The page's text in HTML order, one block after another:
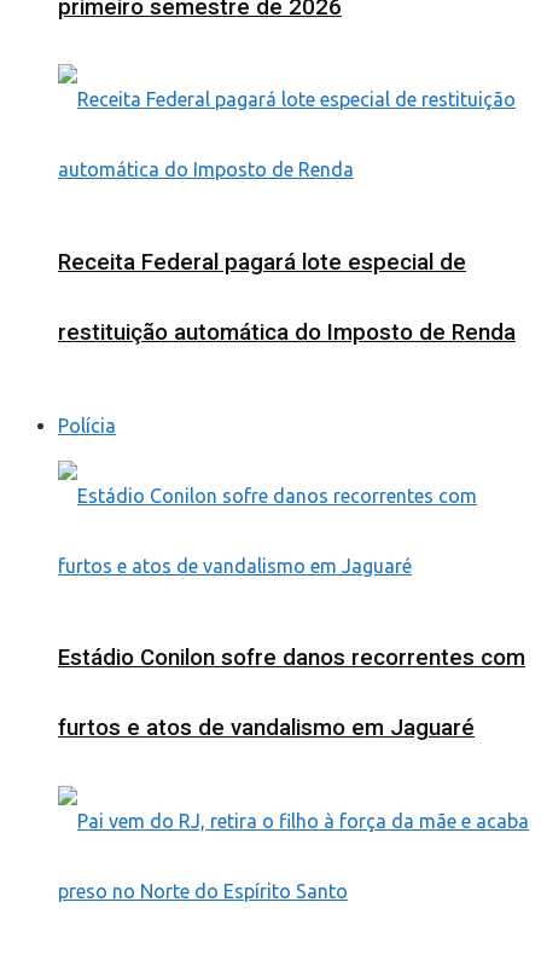
primeiro semestre de 2026
Receita Federal pagará lote especial de
restituição automática do Imposto de Renda
Polícia
Estádio Conilon sofre danos recorrentes com
furtos e atos de vandalismo em Jaguaré